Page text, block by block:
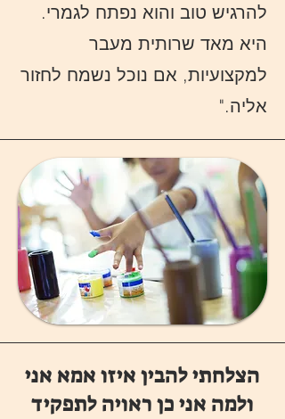
להרגיש טוב והוא נפתח לגמרי.
היא מאד שרותית מעבר
למקצועיות, אם נוכל נשמח לחזור
אליה."
הצלחתי להבין איזו אמא אני
ולמה אני כן ראויה לתפקיד